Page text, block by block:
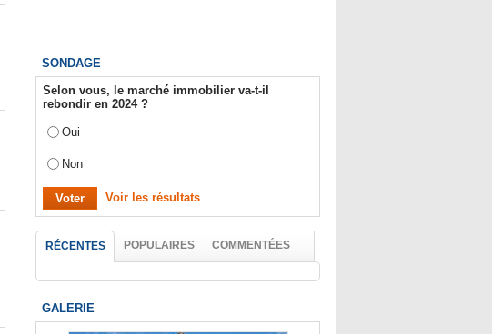
SONDAGE
Selon vous, le marché immobilier va-t-il
rebondir en 2024 ?
Oui
Non
Voir les résultats
RÉCENTES POPULAIRES COMMENTÉES
GALERIE